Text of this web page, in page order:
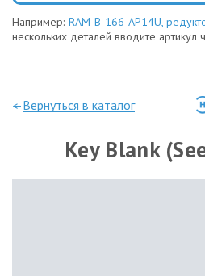
Например: RAM-B-166-AP14U,
нескольких деталей вводите артикул
—Вернуться в каталог
Key Blank